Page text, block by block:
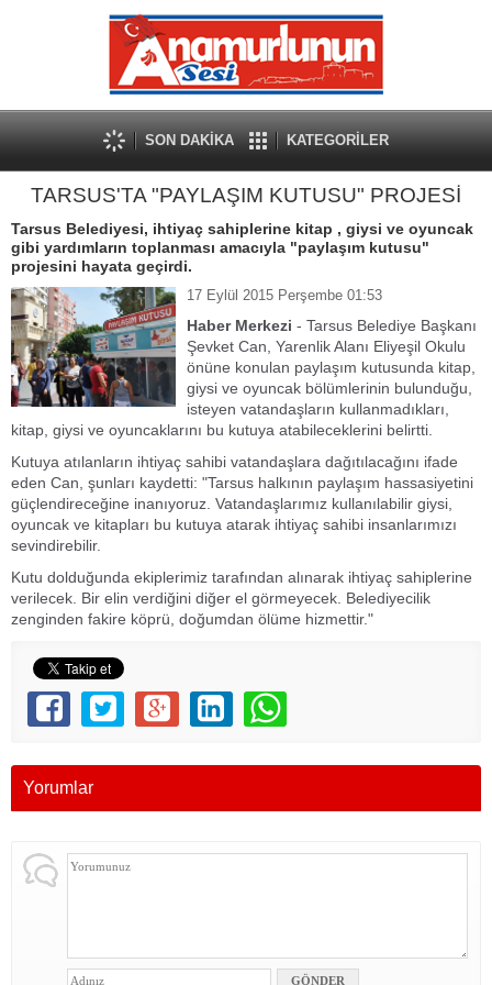
SON DAKİKA KATEGORİLER
TARSUS'TA "PAYLAŞIM KUTUSU" PROJESİ
Tarsus Belediyesi, ihtiyaç sahiplerine kitap , giysi ve oyuncak
gibi yardımların toplanması amacıyla "paylaşım kutusu"
projesini hayata geçirdi.
17 Eylül 2015 Perşembe 01:53
Haber Merkezi - Tarsus Belediye Başkanı
Şevket Can, Yarenlik Alanı Eliyeşil Okulu
önüne konulan paylaşım kutusunda kitap,
giysi ve oyuncak bölümlerinin bulunduğu,
isteyen vatandaşların kullanmadıkları,
kitap, giysi ve oyuncaklarını bu kutuya atabileceklerini belirtti.
Kutuya atılanların ihtiyaç sahibi vatandaşlara dağıtılacağını ifade
eden Can, şunları kaydetti: "Tarsus halkının paylaşım hassasiyetini
güçlendireceğine inanıyoruz. Vatandaşlarımız kullanılabilir giysi,
oyuncak ve kitapları bu kutuya atarak ihtiyaç sahibi insanlarımızı
sevindirebilir.
Kutu dolduğunda ekiplerimiz tarafından alınarak ihtiyaç sahiplerine
verilecek. Bir elin verdiğini diğer el görmeyecek. Belediyecilik
zenginden fakire köprü, doğumdan ölüme hizmettir."
Yorumlar